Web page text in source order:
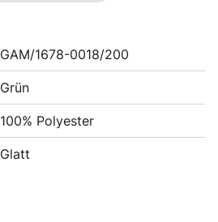
GAM/1678-0018/200
Grün
100% Polyester
Glatt